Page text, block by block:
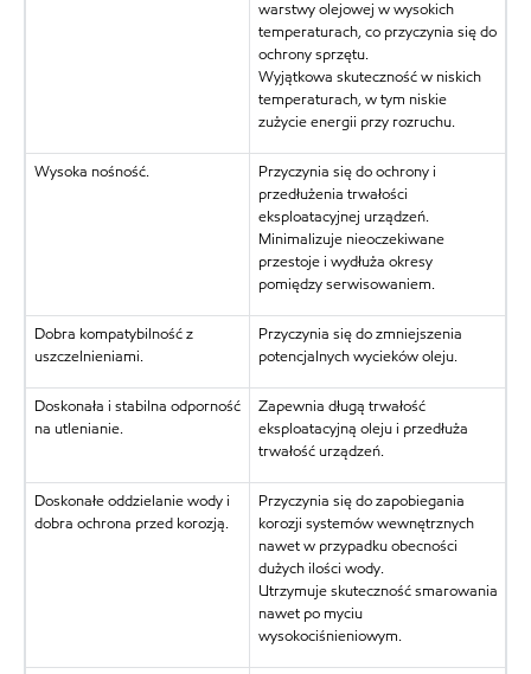
warstwy olejowej w wysokich
temperaturach, co przyczynia się do
ochrony sprzętu.
Wyjątkowa skuteczność w niskich
temperaturach, w tym niskie
zużycie energii przy rozruchu.
Wysoka nośność.
Przyczynia się do ochrony i
przedłużenia trwałości
eksploatacyjnej urządzeń.
Minimalizuje nieoczekiwane
przestoje i wydłuża okresy
pomiędzy serwisowaniem.
Dobra kompatybilność z
uszczelnieniami.
Przyczynia się do zmniejszenia
potencjalnych wycieków oleju.
Doskonała i stabilna odporność
na utlenianie.
Zapewnia długą trwałość
eksploatacyjną oleju i przedłuża
trwałość urządzeń.
Doskonałe oddzielanie wody i
dobra ochrona przed korozją.
Przyczynia się do zapobiegania
korozji systemów wewnętrznych
nawet w przypadku obecności
dużych ilości wody.
Utrzymuje skuteczność smarowania
nawet po myciu
wysokociśnieniowym.